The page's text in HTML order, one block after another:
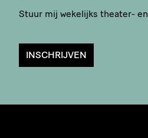
Stuur mij wekelijks theater-
INSCHRIJVEN